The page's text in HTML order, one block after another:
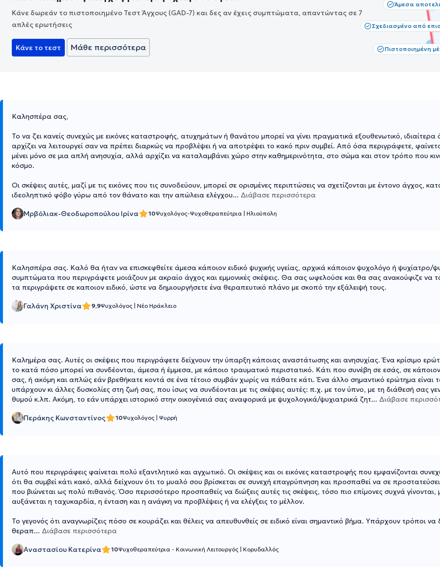
Άμεσα
Σχεδιασμένο από
Πιστοποιημένη
Κάνε δωρεάν το πιστοποιημένο Τεστ Άγχους (GAD-7) και δες αν έχεις συμπτώματα, απαντώντας σε 7
απλές ερωτήσεις
Κάνε το τεστ Μάθε περισσότερα
Καλησπέρα σας,
Το να ζει κανείς συνεχώς με εικόνες καταστροφής, ατυχημάτων ή θανάτου μπορεί να γίνει πραγματικά εξουθενωτικό,
αρχίζει να λειτουργεί σαν να πρέπει διαρκώς να προβλέψει ή να αποτρέψει το κακό πριν συμβεί. Από όσα περιγράφετε,
μένει μόνο σε μια απλή ανησυχία, αλλά αρχίζει να καταλαμβάνει χώρο στην καθημερινότητα, στο σώμα και στον τρόπο που
κόσμο.
Οι σκέψεις αυτές, μαζί με τις εικόνες που τις συνοδεύουν, μπορεί σε ορισμένες περιπτώσεις να σχετίζονται με έντονο άγχος,
ιδεοληπτικό φόβο γύρω από τον θάνατο και την απώλεια ελέγχου... Διάβασε περισσότερα
Μρβόλιακ-Θεοδωροπούλου Ιρίνα 10Ψυχολόγος-Ψυχοθεραπεύτρια Ηλιούπολη
Καλησπέρα σας. Καλό θα ήταν να επισκεφθείτε άμεσα κάποιον ειδικό ψυχικής υγείας, αρχικά κάποιον ψυχολόγο ή ψυχίατρο/
συμπτώματα που περιγράφετε μοιάζουν με ακραίο άγχος και εμμονικές σκέψεις. Θα σας ωφελούσε και θα σας ανακούφιζε να
τα περιγράψετε σε καποιον ειδικό, ώστε να δημιουργήσετε ένα θεραπευτικό πλάνο με σκοπό την εξάλειψή τους.
Γαλάνη Χριστίνα 9,9Ψυχολόγος Νέο Ηράκλειο
Καλημέρα σας. Αυτές οι σκέψεις που περιγράφετε δείχνουν την ύπαρξη κάποιας αναστάτωσης και ανησυχίας. Ένα κρίσιμο
το κατά πόσο μπορεί να συνδέονται, άμεσα ή έμμεσα, με κάποιο τραυματικό περιστατικό. Κάτι που συνέβη σε εσάς, σε
σας, ή ακόμη και απλώς εάν βρεθήκατε κοντά σε ένα τέτοιο συμβάν χωρίς να πάθατε κάτι. Ένα άλλο σημαντικό ερώτημα είναι
υπάρχουν κι άλλες δυσκολίες στη ζωή σας, που ίσως να συνδέονται με τις σκέψεις αυτές: π.χ. με τον ύπνο, με τη διάθεσή σας
θυμού κ.λπ. Ακόμη, το εάν υπάρχει ιστορικό στην οικογένειά σας αναφορικά με ψυχολογικά/ψυχιατρικά ζητ... Διάβασε
Περάκης Κωνσταντίνος 10Ψυχολόγος Ψυρρή
Αυτό που περιγράφεις φαίνεται πολύ εξαντλητικό και αγχωτικό. Οι σκέψεις και οι εικόνες καταστροφής που εμφανίζονται
ότι θα συμβεί κάτι κακό, αλλά δείχνουν ότι το μυαλό σου βρίσκεται σε συνεχή επαγρύπνηση και προσπαθεί να σε
που βιώνεται ως πολύ πιθανός. Όσο περισσότερο προσπαθείς να διώξεις αυτές τις σκέψεις, τόσο πιο επίμονες συχνά
αυξάνεται η ταχυκαρδία, η ένταση και η ανάγκη να προβλέψεις ή να ελέγξεις το μέλλον.
Το γεγονός ότι αναγνωρίζεις πόσο σε κουράζει και θέλεις να απευθυνθείς σε ειδικό είναι σημαντικό βήμα. Υπάρχουν τρόποι να
θεραπ... Διάβασε περισσότερα
Αναστασίου Κατερίνα 10Ψυχοθεραπεύτρια - Κοινωνική Λειτουργός Κορυδαλλός